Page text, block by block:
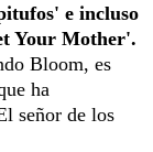
e incluso
Your Mother'.
Bloom, es
ha
señor de los